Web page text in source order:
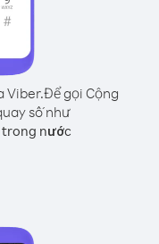
Viber.Để gọi Cộng
số như
nước